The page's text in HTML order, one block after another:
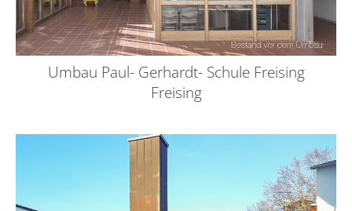
Umbau Paul- Gerhardt- Schule Freising
Freising